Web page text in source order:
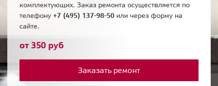
комплектующих. Заказ ремонта осуществляется по
телефону +7 (495) 137-98-50 или через форму на
сайте.
от 350 руб
Заказать ремонт